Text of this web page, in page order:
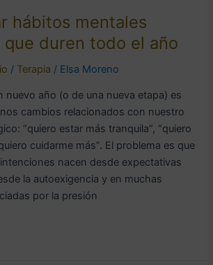
hábitos mentales
que duren todo el año
/ Terapia / Elsa Moreno
nuevo año (o de una nueva etapa) es
cambios relacionados con nuestro
“quiero estar más tranquila”, “quiero
cuidarme más”. El problema es que
nacen desde expectativas
la autoexigencia y en muchas
por la presión